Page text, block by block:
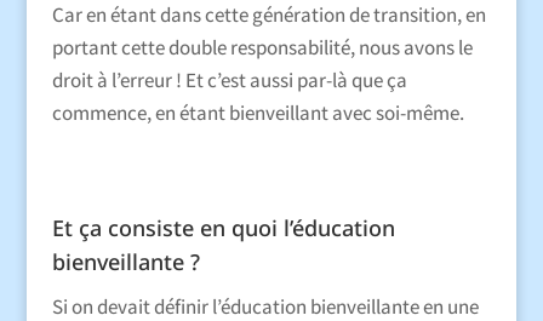
Car en étant dans cette génération de transition, en
portant cette double responsabilité, nous avons le
droit à l’erreur ! Et c’est aussi par-là que ça
commence, en étant bienveillant avec soi-même.
Et ça consiste en quoi l’éducation
bienveillante ?
Si on devait définir l’éducation bienveillante en une